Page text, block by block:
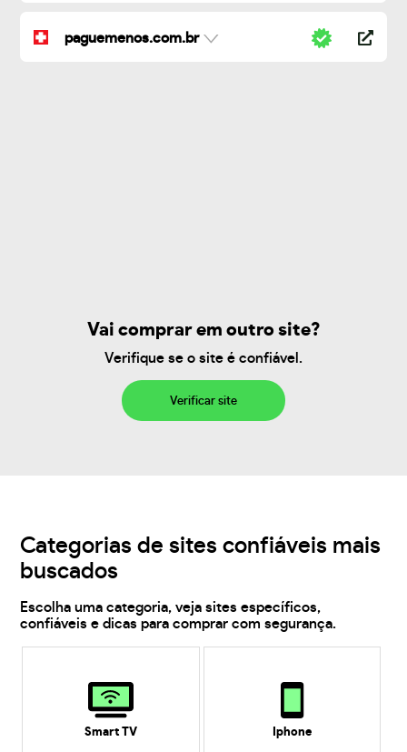
paguemenos.com.br
Vai comprar em outro site?
Verifique se o site é confiável.
Verificar site
Categorias de sites confiáveis mais
buscados
Escolha uma categoria, veja sites específicos,
confiáveis e dicas para comprar com segurança.
Smart TV Iphone